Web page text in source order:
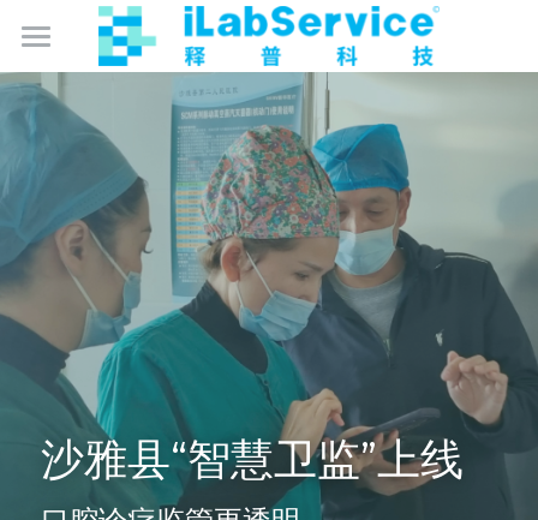
数智化实验室管理
数智化卫生监督
产品中心
监控保
仪器保
库存保
智能硬件产品
成为合作伙伴
免费试用
关于我们
简体中文
简体中文
沙雅县“智慧卫监”上线